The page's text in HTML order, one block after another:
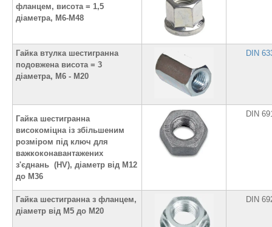
фланцем, висота = 1,5
діаметра, М6-М48
Гайка втулка шестигранна
подовжена висота = 3
діаметра, М6 - М20
DIN
Гайка шестигранна
високоміцна із збільшеним
розміром під ключ для
важкоконавантажених
з'єднань (HV), діаметр від М12
до М36
DIN
Гайка шестигранна з фланцем,
діаметр від М5 до М20
DIN